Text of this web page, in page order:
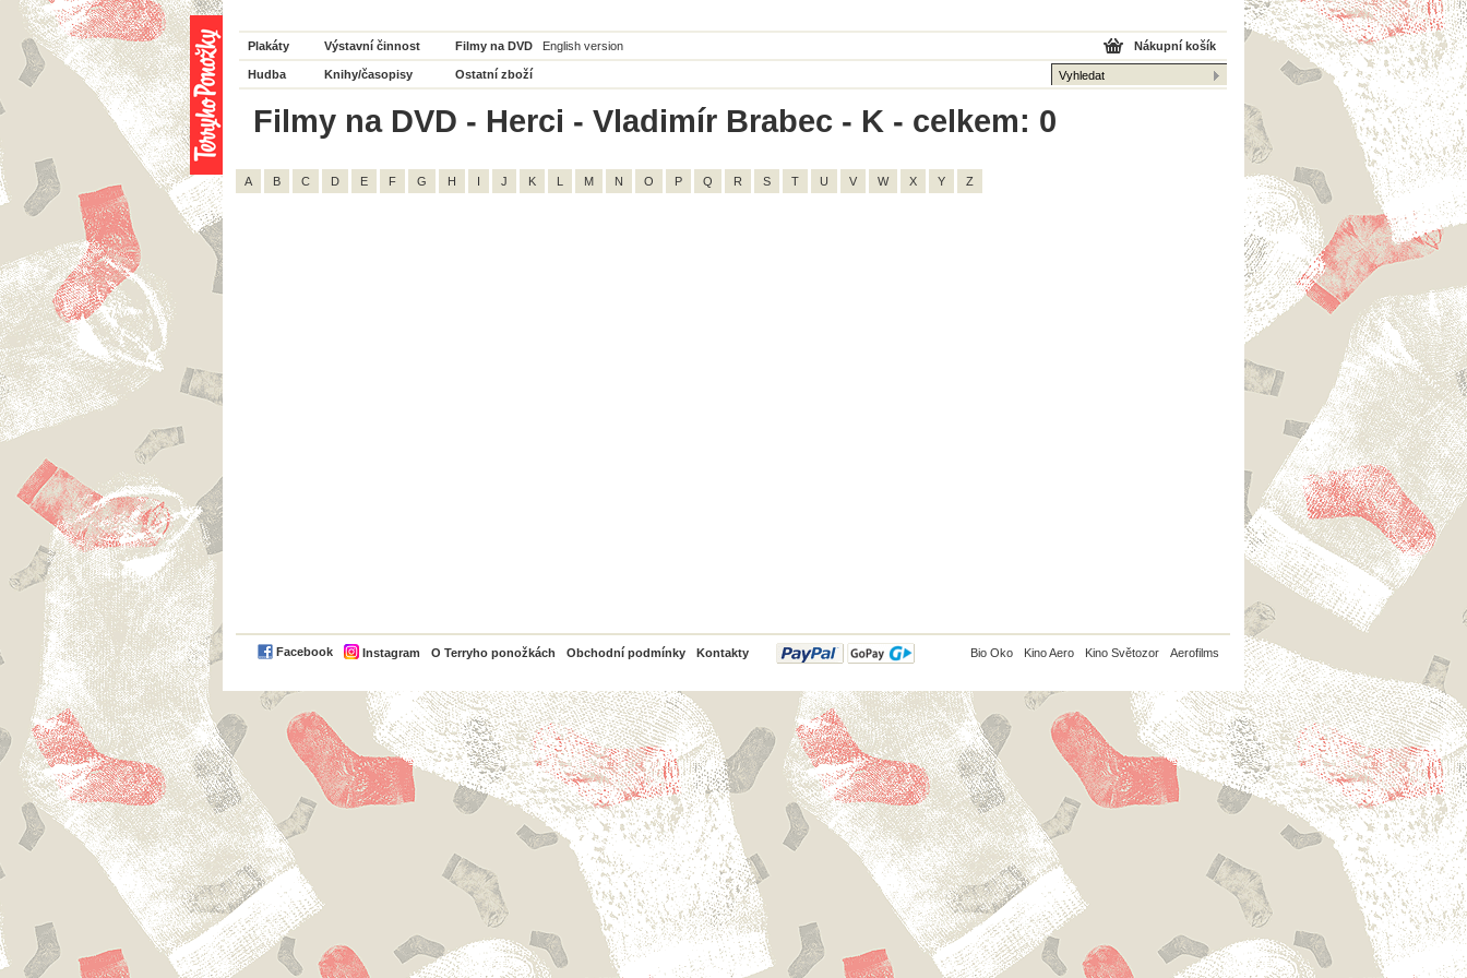
Plakáty Výstavní činnost Filmy na DVD English version
Hudba Knihy/časopisy Ostatní zboží
Nákupní košík
Filmy na DVD - Herci - Vladimír Brabec - K - celkem: 0
A B C D E F G H I J K L M N O P Q R S T U V W X Y Z
Facebook Instagram O Terryho ponožkách Obchodní podmínky Kontakty
PayPal Bio Oko Kino Aero Kino Světozor Aerofilms